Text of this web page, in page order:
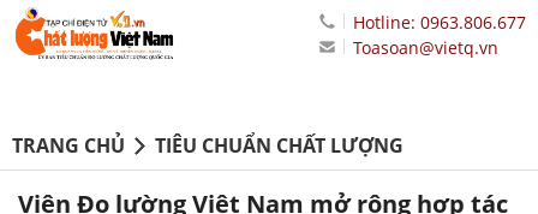
Hotline: 0963.806.677
Toasoan@vietq.vn
TRANG CHỦ TIÊU CHUẨN CHẤT LƯỢNG
Viện Đo lường Việt Nam mở rộng hợp tác